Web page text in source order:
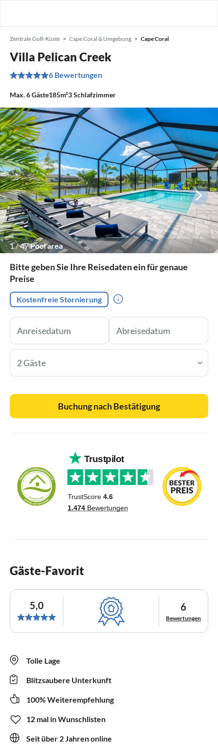
Zentrale Golf-Küste Cape Coral & Umgebung Cape Coral
Villa Pelican Creek
6 Bewertungen
Max.6Gäste185m²3Schlafzimmer
1/47Pool area
Bitte geben Sie Ihre Reisedaten ein für genaue
Preise
Kostenfreie Stornierung
2 Gäste
Buchung nach Bestätigung
Gäste-Favorit
5,0 6
Bewertungen
Tolle Lage
Blitzsaubere Unterkunft
100% Weiterempfehlung
12 mal in Wunschlisten
Seit über 2 Jahren online